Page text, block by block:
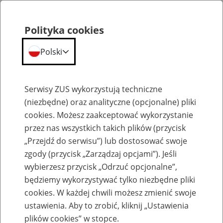
Emerytury
Baza zlikwidowanych lub
przekształconych zakładów pracy
Polityka cookies
Polski
Serwisy ZUS wykorzystują techniczne
(niezbędne) oraz analityczne (opcjonalne) pliki
cookies. Możesz zaakceptować wykorzystanie
przez nas wszystkich takich plików (przycisk
„Przejdź do serwisu”) lub dostosować swoje
zgody (przycisk „Zarządzaj opcjami”). Jeśli
wybierzesz przycisk „Odrzuć opcjonalne”,
będziemy wykorzystywać tylko niezbędne pliki
cookies. W każdej chwili możesz zmienić swoje
ustawienia. Aby to zrobić, kliknij „Ustawienia
plików cookies” w stopce.